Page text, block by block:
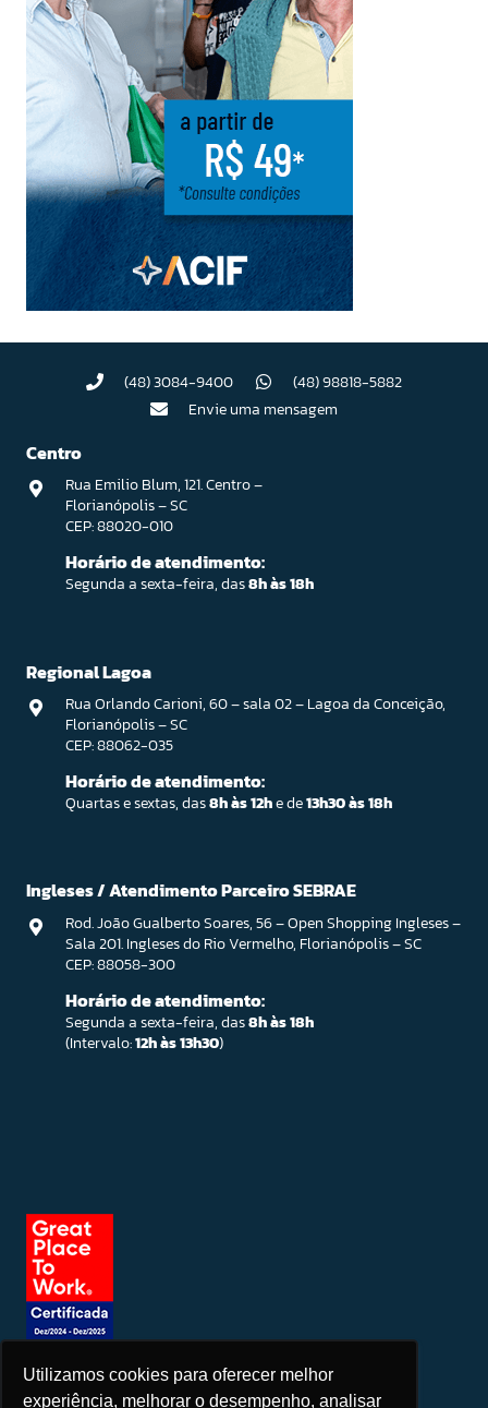
Utilizamos cookies para oferecer melhor
experiência, melhorar o desempenho, analisar
(48) 3084-9400
(48) 98818-5882
Envie uma mensagem
Centro
Rua Emilio Blum, 121. Centro –
Florianópolis – SC
CEP: 88020-010
Horário de atendimento:
Segunda a sexta-feira, das8h às 18h
Regional Lagoa
Rua Orlando Carioni, 60 – sala 02 – Lagoa da Conceição,
Florianópolis – SC
CEP: 88062-035
Horário de atendimento:
Quartas e sextas, das8h às 12he de13h30 às 18h
Ingleses / Atendimento Parceiro SEBRAE
Rod. João Gualberto Soares, 56 – Open Shopping Ingleses –
Sala 201. Ingleses do Rio Vermelho, Florianópolis – SC
CEP: 88058-300
Horário de atendimento:
Segunda a sexta-feira, das8h às 18h
(Intervalo:12h às 13h30)